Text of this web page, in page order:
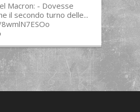
Macron: - Dovesse
il secondo turno delle...